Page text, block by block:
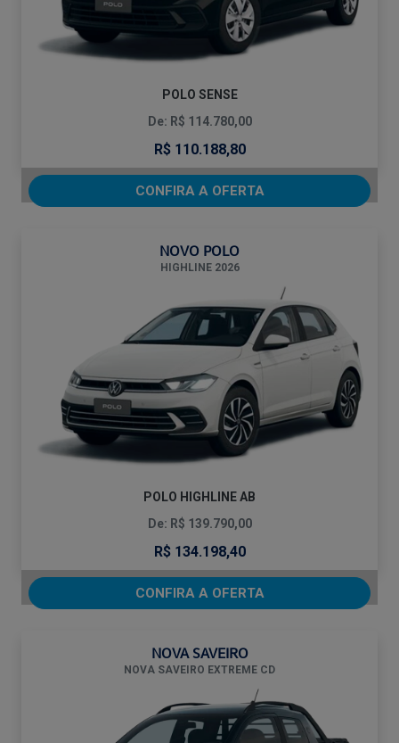
POLO SENSE
De: R$ 114.780,00
R$ 110.188,80
CONFIRA A OFERTA
NOVO POLO
HIGHLINE 2026
POLO HIGHLINE AB
De: R$ 139.790,00
R$ 134.198,40
CONFIRA A OFERTA
NOVA SAVEIRO
NOVA SAVEIRO EXTREME CD